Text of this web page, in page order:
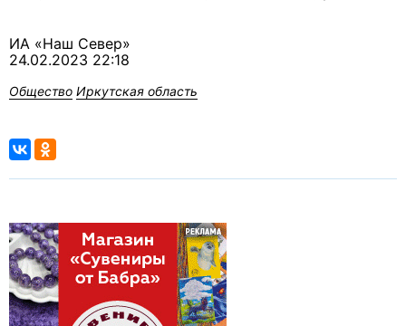
ИА «Наш Север»
24.02.2023 22:18
Общество Иркутская область